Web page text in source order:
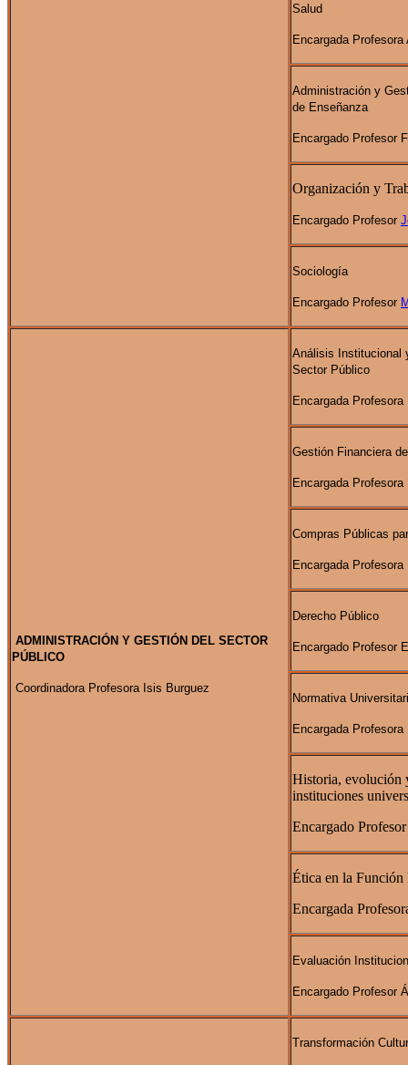
Salud
Encargada
Administración y
de Enseñanza
Encargado Profesor
Organización y
Encargado Profesor
Sociología
Encargado Profesor
ADMINISTRACIÓN Y GESTIÓN DEL SECTOR
PÚBLICO
Coordinadora Profesora Isis Burguez
Análisis Institucional
Sector Público
Encargada
Gestión Financiera
Encargada Profesora
Compras Públicas
Encargada
Derecho Público
Encargado Profesor
Normativa
Encargada Profesora
Historia, evolución
instituciones
Encargado
Ética en la Función
Encargada
Evaluación
Encargado Profesor
Transformación